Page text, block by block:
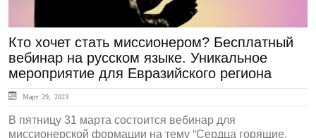
Кто хочет стать миссионером? Бесплатный
вебинар на русском языке. Уникальное
мероприятие для Евразийского региона
Март 29, 2023
В пятницу 31 марта состоится вебинар для
миссионерской формации на тему “Сердца горящие,